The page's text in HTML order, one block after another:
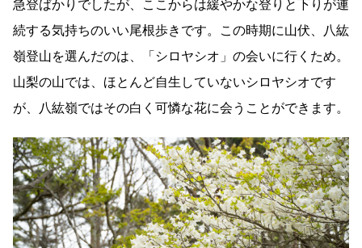
急登ばかりでしたが、ここからは緩やかな登りと下りが連
続する気持ちのいい尾根歩きです。この時期に山伏、八紘
嶺登山を選んだのは、「シロヤシオ」の会いに行くため。
山梨の山では、ほとんど自生していないシロヤシオです
が、八紘嶺ではその白く可憐な花に会うことができます。